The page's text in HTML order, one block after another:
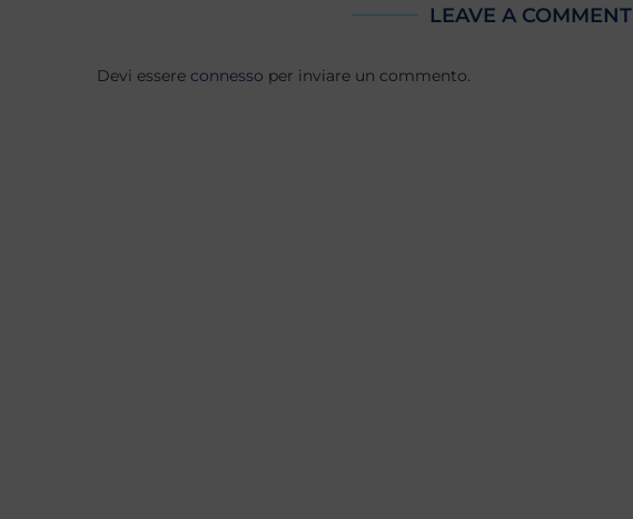
LEAVE A COMMENT
Devi essere connesso per inviare un commento.